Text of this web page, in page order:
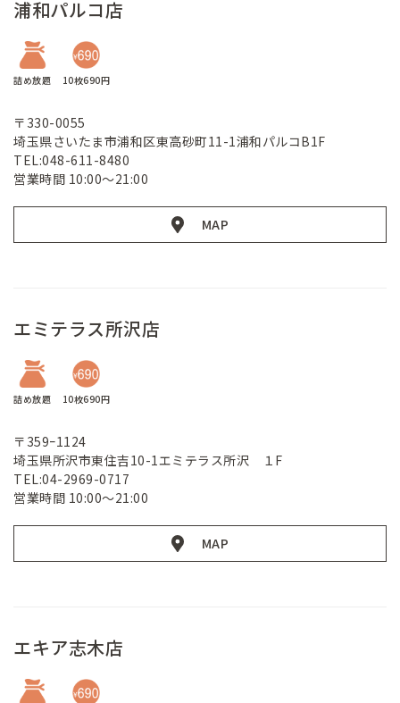
浦和パルコ店
詰め放題 10枚690円
〒330-0055
埼玉県さいたま市浦和区東高砂町11-1浦和パルコB1F
TEL:048-611-8480
営業時間 10:00～21:00
MAP
エミテラス所沢店
詰め放題 10枚690円
〒359ｰ1124
埼玉県所沢市東住吉10-1エミテラス所沢 １F
TEL:04-2969-0717
営業時間 10:00～21:00
MAP
エキア志木店